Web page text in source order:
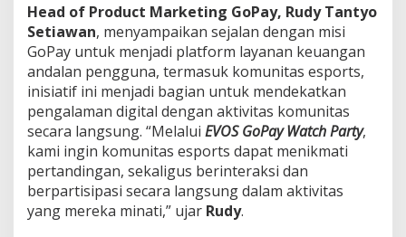
r
k
a
n
i
n
i
T
u
r
n
a
Head of Product Marketing GoPay, Rudy Tantyo
Setiawan, menyampaikan sejalan dengan misi
GoPay untuk menjadi platform layanan keuangan
andalan pengguna, termasuk komunitas esports,
inisiatif ini menjadi bagian untuk mendekatkan
pengalaman digital dengan aktivitas komunitas
secara langsung. “Melalui EVOS GoPay Watch Party,
kami ingin komunitas esports dapat menikmati
pertandingan, sekaligus berinteraksi dan
berpartisipasi secara langsung dalam aktivitas
yang mereka minati,” ujar Rudy.